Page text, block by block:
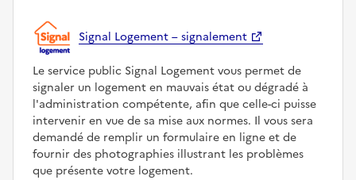
Signal Logement – signalement
Le service public Signal Logement vous permet de
signaler un logement en mauvais état ou dégradé à
l'administration compétente, afin que celle-ci puisse
intervenir en vue de sa mise aux normes. Il vous sera
demandé de remplir un formulaire en ligne et de
fournir des photographies illustrant les problèmes
que présente votre logement.